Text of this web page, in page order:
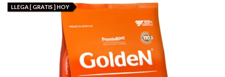
LLEGA [ GRATIS ] HOY